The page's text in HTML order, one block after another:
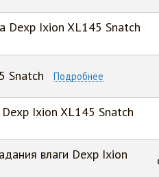
Dexp Ixion XL145 Snatch
Snatch Подробнее
Ixion XL145 Snatch
влаги Dexp Ixion